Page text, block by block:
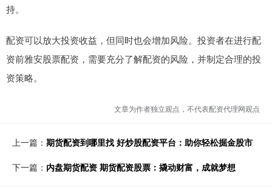
持。
配资可以放大投资收益，但同时也会增加风险。投资者在进行配
资前雅安股票配资，需要充分了解配资的风险，并制定合理的投
资策略。
文章为作者独立观点，不代表配资代理网观点
上一篇： 期货配资到哪里找 好炒股配资平台：助你轻松掘金股市
下一篇： 内盘期货配资 期货配资股票：撬动财富，成就梦想